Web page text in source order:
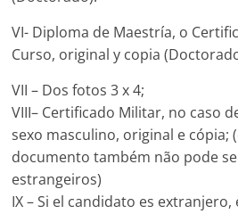
VI- Diploma de Maestría, o
Curso, original y copia
VII – Dos fotos 3 x 4;
VIII– Certificado Militar, no caso
sexo masculino, original e cópia;
documento também não pode
estrangeiros)
IX – Si el candidato es